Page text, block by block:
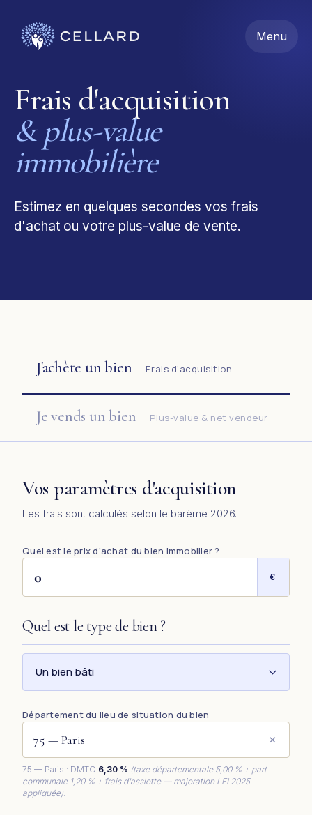
Menu
Frais d'acquisition
& plus-value
immobilière
Estimez en quelques secondes vos frais
d'achat ou votre plus-value de vente.
J'achète un bien Frais d'acquisition
Je vends un bien Plus-value & net vendeur
Vos paramètres d'acquisition
Les frais sont calculés selon le barème 2026.
Quel est le prix d'achat du bien immobilier ?
€
Quel est le type de bien ?
Un bien bâti
Département du lieu de situation du bien
×
75 — Paris : DMTO 6,30 % (taxe départementale 5,00 % + part
communale 1,20 % + frais d'assiette — majoration LFI 2025
appliquée).